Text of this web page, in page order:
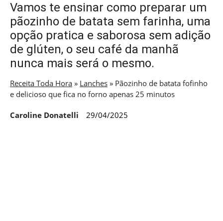
Vamos te ensinar como preparar um
pãozinho de batata sem farinha, uma
opção pratica e saborosa sem adição
de glúten, o seu café da manhã
nunca mais será o mesmo.
Receita Toda Hora » Lanches » Pãozinho de batata fofinho
e delicioso que fica no forno apenas 25 minutos
Caroline Donatelli 29/04/2025